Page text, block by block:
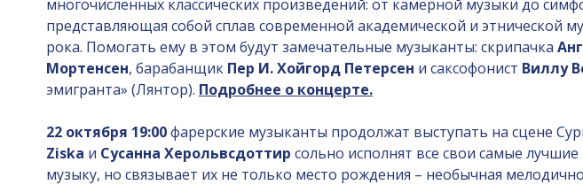
многочисленных классических произведений: от камерной музыки до
представляющая собой сплав современной академической и этнической
рока. Помогать ему в этом будут замечательные музыканты: скрипачка
Мортенсен, барабанщик Пер И. Хойгорд Петерсен и саксофонист Виллу
эмигранта» (Лянтор). Подробнее о концерте.
22 октября 19:00фарерские музыканты продолжат выступать на сцене
Ziska и Сусанна Херольвсдоттир сольно исполнят все свои самые
музыку, но связывает их не только место рождения – необычная